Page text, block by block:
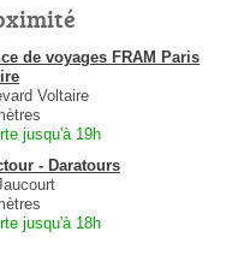
de voyages FRAM Paris
Voltaire
jusqu'à 19h
- Daratours
jusqu'à 18h